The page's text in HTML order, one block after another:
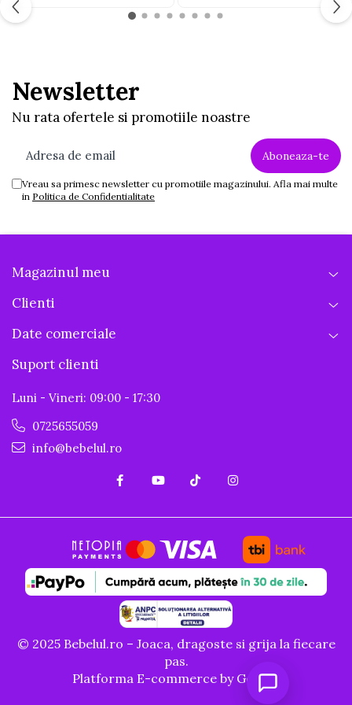
Jucarii educative din lemn
Pistoale
Plastilina
Set Avioane si submarine
Trenulete
Newsletter
Nu rata ofertele si promotiile noastre
Vreau sa primesc newsletter cu promotiile magazinului. Afla mai multe
in Politica de Confidentialitate
Magazinul meu
Clienti
Date comerciale
Suport clienti
Luni - Vineri: 09:00 - 17:30
0725655059
info@bebelul.ro
© 2025 Bebelul.ro – Joaca, dragoste si grija la fiecare
pas.
Platforma E-commerce by Gomag